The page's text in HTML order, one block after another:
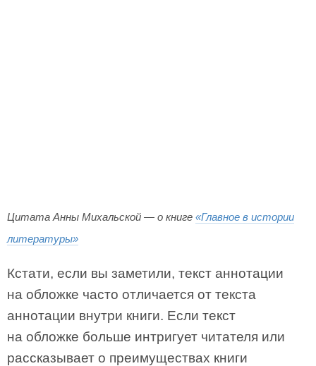
Цитата Анны Михальской — о книге «Главное в истории
литературы»
Кстати, если вы заметили, текст аннотации
на обложке часто отличается от текста
аннотации внутри книги. Если текст
на обложке больше интригует читателя или
рассказывает о преимуществах книги